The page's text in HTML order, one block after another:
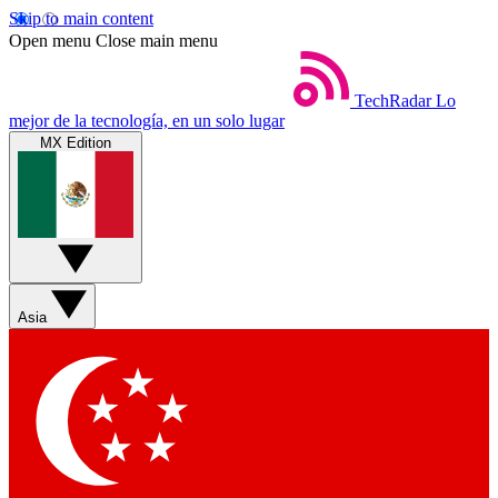
Skip to main content
Open menu Close main menu
TechRadar Lo
mejor de la tecnología, en un solo lugar
MX Edition
Asia